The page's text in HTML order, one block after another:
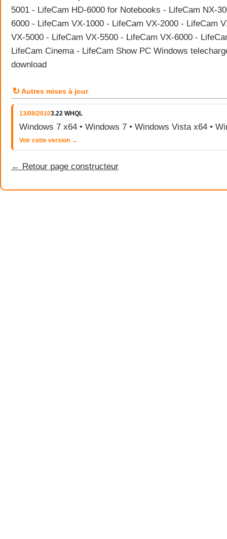
5001 - LifeCam HD-6000 for Notebooks - LifeCam NX-
6000 - LifeCam VX-1000 - LifeCam VX-2000 - LifeCam
VX-5000 - LifeCam VX-5500 - LifeCam VX-6000 -
LifeCam Cinema - LifeCam Show PC Windows
download
↻ Autres mises à jour
13/08/20103.22 WHQL
Windows 7 x64 • Windows 7 • Windows Vista x64 •
Voir cette version →
← Retour page constructeur